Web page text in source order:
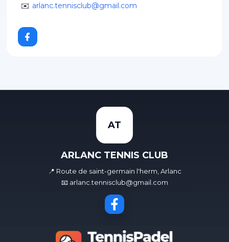
✉️ arlanc.tennisclub@gmail.com
AT
ARLANC TENNIS CLUB
📍 Route de saint-germain l'herm, Arlanc
📧 arlanc.tennisclub@gmail.com